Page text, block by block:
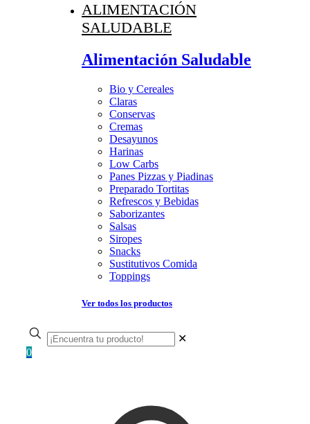
ALIMENTACIÓN
SALUDABLE
Alimentación Saludable
Bio y Cereales
Claras
Conservas
Cremas
Desayunos
Harinas
Low Carbs
Panes Pizzas y Piadinas
Preparado Tortitas
Refrescos y Bebidas
Saborizantes
Salsas
Siropes
Snacks
Sustitutivos Comida
Toppings
Ver todos los productos
✕
0